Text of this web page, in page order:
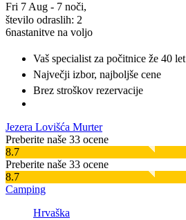
Fri 7 Aug - 7 noči,
število odraslih: 2
6nastanitve na voljo
Vaš specialist za počitnice že 40 let
Največji izbor, najboljše cene
Brez stroškov rezervacije
Jezera Lovišća Murter
Preberite naše 33 ocene
8.7
Preberite naše 33 ocene
8.7
Camping
Hrvaška